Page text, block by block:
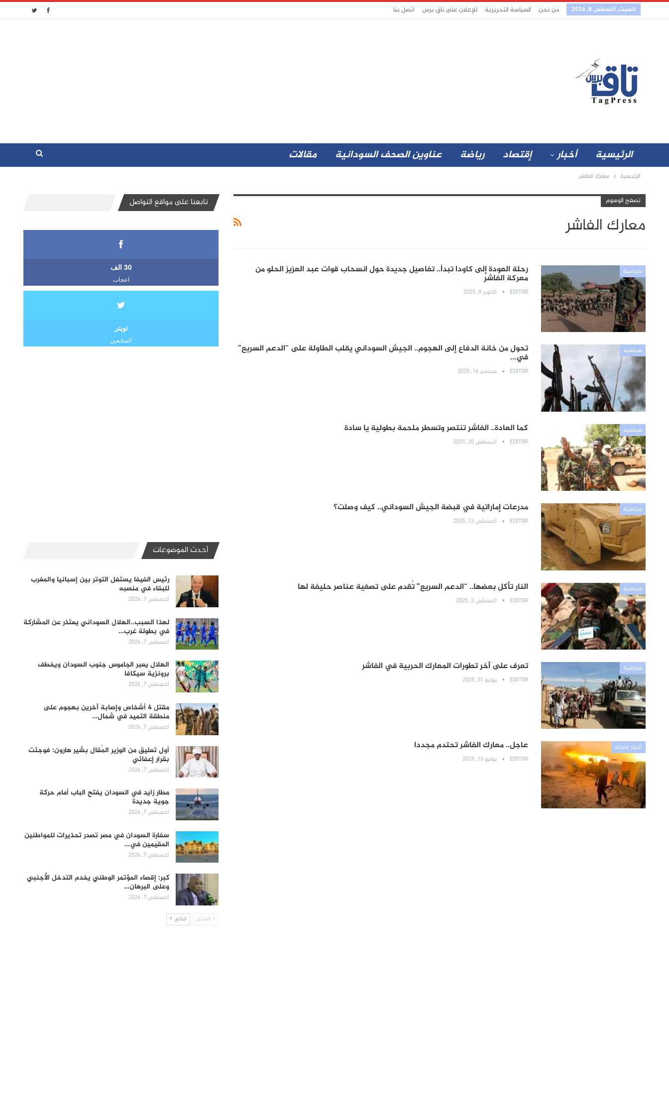
السبت, أغسطس 8, 2026 من نحن السياسة التحريرية للإعلان على تاق برس اتصل بنا
الرئيسية أخبار إقتصاد رياضة عناوين الصحف السودانية مقالات
الرئيسية معارك الفاشر
تصفح الوسوم
معارك الفاشر
سياسية رحلة العودة إلى كاودا تبدأ.. تفاصيل جديدة حول انسحاب قوات عبد العزيز الحلو من
معركة الفاشر
EDITOR أكتوبر 8, 2025
سياسية تحول من خانة الدفاع إلى الهجوم.. الجيش السوداني يقلب الطاولة على “الدعم السريع”
في…
EDITOR سبتمبر 16, 2025
سياسية كما العادة.. الفاشر تنتصر وتسطر ملحمة بطولية يا سادة
EDITOR أغسطس 20, 2025
سياسية مدرعات إماراتية في قبضة الجيش السوداني.. كيف وصلت؟
EDITOR أغسطس 13, 2025
سياسية النار تأكل بعضها.. “الدعم السريع” تُقدم على تصفية عناصر حليفة لها
EDITOR أغسطس 3, 2025
سياسية تعرف على آخر تطورات المعارك الحربية في الفاشر
EDITOR يوليو 31, 2025
أخبار عاجلة عاجل.. معارك الفاشر تحتدم مجددا
EDITOR يوليو 16, 2025
تابعنا على مواقع التواصل
30 الف
اعجاب
تويتر
المتابعين
أحدث الموضوعات
رئيس الفيفا يستغل التوتر بين إسبانيا والمغرب
للبقاء في منصبه
أغسطس 7, 2026
لهذا السبب..الهلال السوداني يعتذر عن المشاركة
في بطولة غرب…
أغسطس 7, 2026
الهلال يعبر الجاموس جنوب السودان ويخطف
برونزية سيكافا
أغسطس 7, 2026
مقتل 4 أشخاص وإصابة آخرين بهجوم على
منطقة التميد في شمال…
أغسطس 7, 2026
أول تعليق من الوزير المُقال بشير هارون: فوجئت
بقرار إعفائي
أغسطس 7, 2026
مطار زايد في السودان يفتح الباب أمام حركة
جوية جديدة
أغسطس 7, 2026
سفارة السودان في مصر تصدر تحذيرات للمواطنين
المقيمين في…
أغسطس 7, 2026
كبر: إقصاء المؤتمر الوطني يخدم التدخل الأجنبي
وعلى البرهان…
أغسطس 7, 2026
السابق التالي